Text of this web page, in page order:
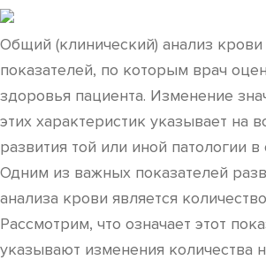
Общий (клинический) анализ
показателей, по которым врач
здоровья пациента. Изменение
этих характеристик указывает на
развития той или иной патологии в
Одним из важных показателей
анализа крови является
Рассмотрим, что означает этот
указывают изменения количества